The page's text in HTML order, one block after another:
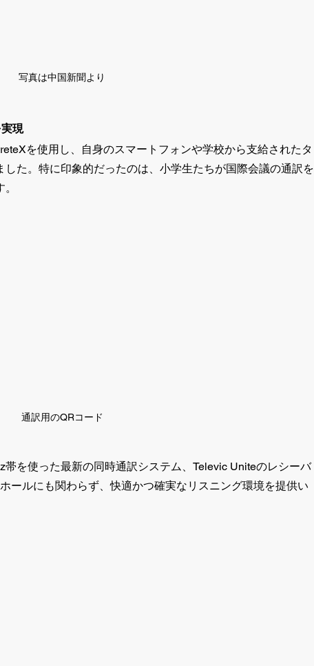
写真は中国新聞より
現
を使用し、自身のスマートフォンや学校から支給されたタ
た。特に印象的だったのは、小学生たちが国際会議の通訳を
通訳用のQRコード
を使った最新の同時通訳システム、Televic Uniteのレシーバ
ールにも関わらず、快適かつ確実なリスニング環境を提供い